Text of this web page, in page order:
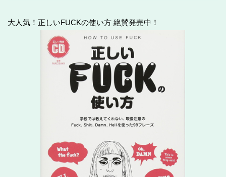
大人気！正しいFUCKの使い方 絶賛発売中！